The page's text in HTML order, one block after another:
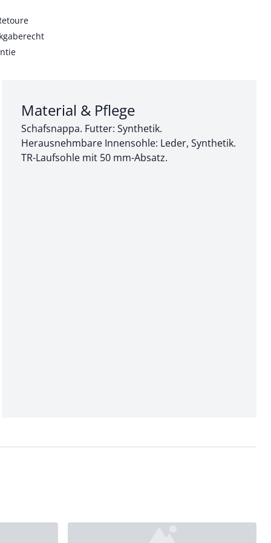
Abschnitt 3 von 3:
Material & Pflege
Schafsnappa. Futter: Synthetik.
Herausnehmbare Innensohle: Leder, Synthetik.
TR-Laufsohle mit 50 mm-Absatz.